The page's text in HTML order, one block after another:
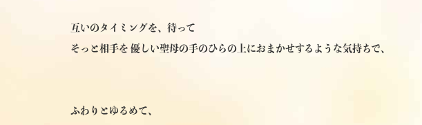
互いのタイミングを、待って
そっと相手を 優しい聖母の手のひらの上におまかせするような気持ちで、
ふわりとゆるめて、